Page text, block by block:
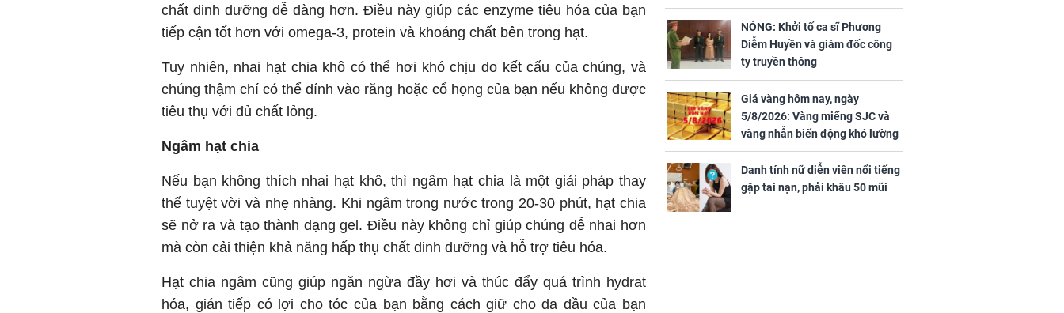
chất dinh dưỡng dễ dàng hơn. Điều này giúp các enzyme tiêu hóa của bạn
tiếp cận tốt hơn với omega-3, protein và khoáng chất bên trong hạt.
Tuy nhiên, nhai hạt chia khô có thể hơi khó chịu do kết cấu của chúng, và
chúng thậm chí có thể dính vào răng hoặc cổ họng của bạn nếu không được
tiêu thụ với đủ chất lỏng.
Ngâm hạt chia
Nếu bạn không thích nhai hạt khô, thì ngâm hạt chia là một giải pháp thay
thế tuyệt vời và nhẹ nhàng. Khi ngâm trong nước trong 20-30 phút, hạt chia
sẽ nở ra và tạo thành dạng gel. Điều này không chỉ giúp chúng dễ nhai hơn
mà còn cải thiện khả năng hấp thụ chất dinh dưỡng và hỗ trợ tiêu hóa.
Hạt chia ngâm cũng giúp ngăn ngừa đầy hơi và thúc đẩy quá trình hydrat
hóa, gián tiếp có lợi cho tóc của bạn bằng cách giữ cho da đầu của bạn
- Mão công việc khó khăn, tiền
bạc đội nón ra đi
NÓNG: Khởi tố ca sĩ Phương
Diễm Huyền và giám đốc công
ty truyền thông
Giá vàng hôm nay, ngày
5/8/2026: Vàng miếng SJC và
vàng nhẫn biến động khó lường
Danh tính nữ diễn viên nổi tiếng
gặp tai nạn, phải khâu 50 mũi